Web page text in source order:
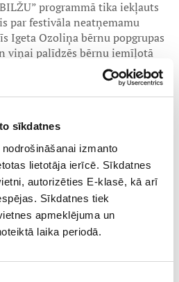
sīkdatnes
izmanto
lietotāja ierīcē. Sīkdatnes
autorizēties E-klasē, kā arī
Sīkdatnes tiek
apmeklējuma un
laika periodā.
programmā tika iekļauts
par festivāla neatņemamu
Igeta Ozoliņa bērnu popgrupas
viņai palīdzēs bērnu iemīļotā
visi koncerta apmeklētāji
“Druvas” saldējumu.
un vecvecākus.
UN VIŅU BĒRNU koncerts,
koncerts, 30. oktobrī – Seno
ar Imanta Kalniņa dziesmu
“BILŽU” VETERĀNU koncerts,
koncerts.